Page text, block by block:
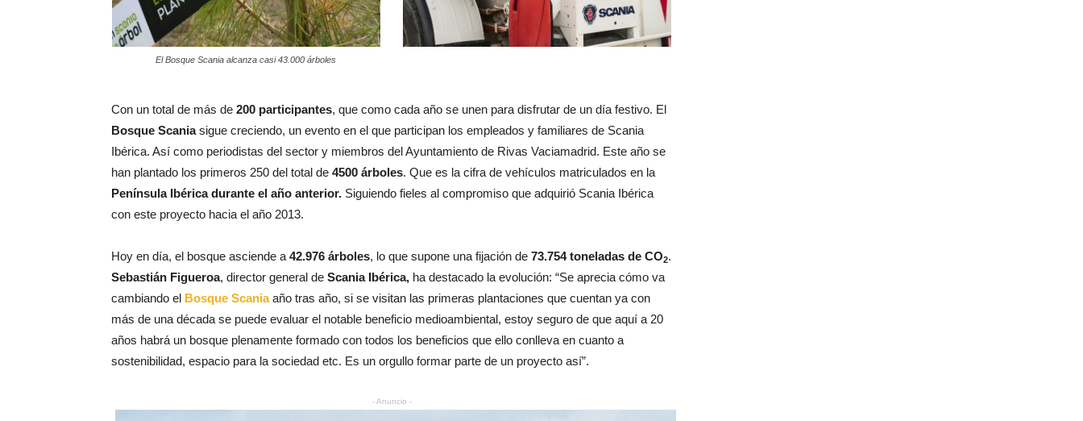
El Bosque Scania alcanza casi 43.000 árboles
Con un total de más de 200 participantes, que como cada año se unen para disfrutar de un día festivo. El
Bosque Scaniasigue creciendo, un evento en el que participan los empleados y familiares de Scania
Ibérica. Así como periodistas del sector y miembros del Ayuntamiento de Rivas Vaciamadrid. Este año se
han plantado los primeros 250 del total de 4500 árboles. Que es la cifra de vehículos matriculados en la
Península Ibérica durante el año anterior. Siguiendo fieles al compromiso que adquirió Scania Ibérica
con este proyecto hacia el año 2013.
Hoy en día, el bosque asciende a 42.976 árboles, lo que supone una fijación de 73.754 toneladas de CO2.
Sebastián Figueroa, director general de Scania Ibérica, ha destacado la evolución: “Se aprecia cómo va
cambiando el Bosque Scaniaaño tras año, si se visitan las primeras plantaciones que cuentan ya con
más de una década se puede evaluar el notable beneficio medioambiental, estoy seguro de que aquí a 20
años habrá un bosque plenamente formado con todos los beneficios que ello conlleva en cuanto a
sostenibilidad, espacio para la sociedad etc. Es un orgullo formar parte de un proyecto así”.
- Anuncio -